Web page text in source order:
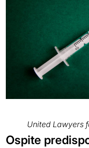
United Lawyers
Ospite